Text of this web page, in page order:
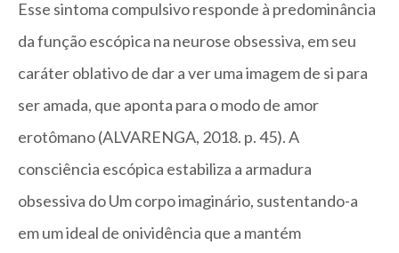
Esse sintoma compulsivo responde à predominância
da função escópica na neurose obsessiva, em seu
caráter oblativo de dar a ver uma imagem de si para
ser amada, que aponta para o modo de amor
erotômano (ALVARENGA, 2018. p. 45). A
consciência escópica estabiliza a armadura
obsessiva do Um corpo imaginário, sustentando-a
em um ideal de onividência que a mantém